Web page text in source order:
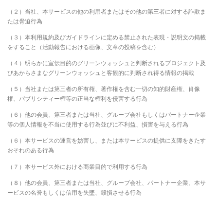
（２）当社、本サービスの他の利用者またはその他の第三者に対する詐欺ま
たは脅迫行為
（３）本利用規約及びガイドラインに定める禁止された表現・説明文の掲載
をすること（活動報告における画像、文章の投稿を含む）
（４）明らかに宣伝目的のグリーンウォッシュと判断されるプロジェクト及
びあからさまなグリーンウォッシュと客観的に判断され得る情報の掲載
（５）当社または第三者の所有権、著作権を含む一切の知的財産権、肖像
権、パブリシティー権等の正当な権利を侵害する行為
（６）他の会員、第三者または当社、グループ会社もしくはパートナー企業
等の個人情報を不当に使用する行為並びに不利益、損害を与える行為
（６）本サービスの運営を妨害し、または本サービスの提供に支障をきたす
おそれのある行為
（７）本サービス外における商業目的で利用する行為
（８）他の会員、第三者または当社、グループ会社、パートナー企業、本サ
ービスの名誉もしくは信用を失墜、毀損させる行為